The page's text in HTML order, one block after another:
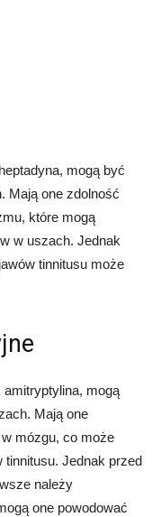
mogą być
Mają one zdolność
które mogą
w uszach. Jednak
tinnitusu może
mogą
Mają one
mózgu, co może
tinnitusu. Jednak przed
należy
one powodować